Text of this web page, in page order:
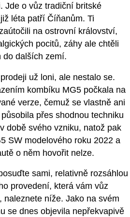
Jde o vůz tradiční britské
léta patří Číňanům. Ti
na ostrovní království,
pocitů, záhy ale chtěli
do dalších zemí.
už loni, ale nestalo se.
kombíku MG5 počkala na
verze, čemuž se vlastně ani
přes shodnou techniku
době svého vzniku, natož pak
SW modelového roku 2022 a
o něm hovořit nelze.
sami, relativně rozsáhlou
provedení, která vám vůz
naleznete níže. Jako na svém
se dnes objevila nepřekvapivě